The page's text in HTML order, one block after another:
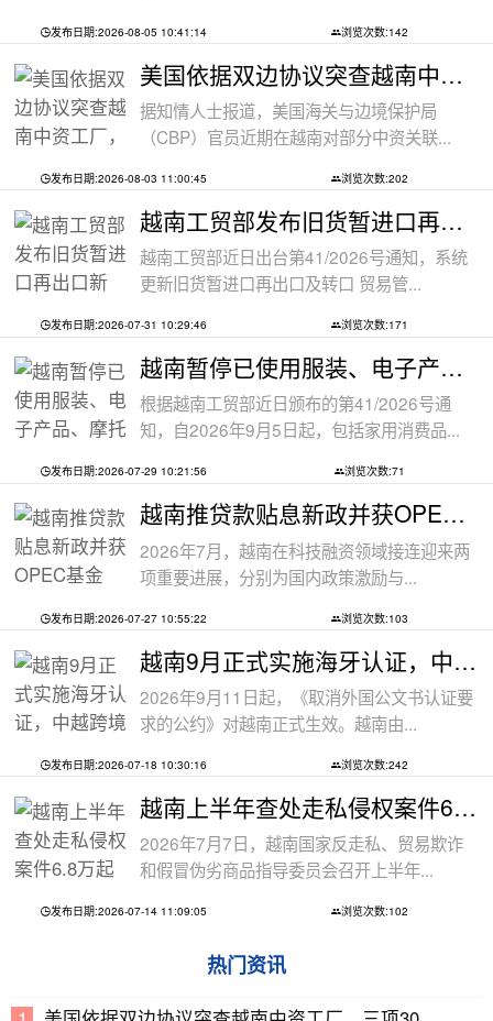
发布日期:2026-08-05 10:41:14 浏览次数:142
美国依据双边协议突查越南中资工厂，三
据知情人士报道，美国海关与边境保护局
（CBP）官员近期在越南对部分中资关联...
发布日期:2026-08-03 11:00:45 浏览次数:202
越南工贸部发布旧货暂进口再出口新规：
越南工贸部近日出台第41/2026号通知，系统
更新旧货暂进口再出口及转口 贸易管...
发布日期:2026-07-31 10:29:46 浏览次数:171
越南暂停已使用服装、电子产品、摩托车
根据越南工贸部近日颁布的第41/2026号通
知，自2026年9月5日起，包括家用消费品...
发布日期:2026-07-29 10:21:56 浏览次数:71
越南推贷款贴息新政并获OPEC基金5000万美
2026年7月，越南在科技融资领域接连迎来两
项重要进展，分别为国内政策激励与...
发布日期:2026-07-27 10:55:22 浏览次数:103
越南9月正式实施海牙认证，中越跨境文件
2026年9月11日起，《取消外国公文书认证要
求的公约》对越南正式生效。越南由...
发布日期:2026-07-18 10:30:16 浏览次数:242
越南上半年查处走私侵权案件6.8万起
2026年7月7日，越南国家反走私、贸易欺诈
和假冒伪劣商品指导委员会召开上半年...
发布日期:2026-07-14 11:09:05 浏览次数:102
热门资讯